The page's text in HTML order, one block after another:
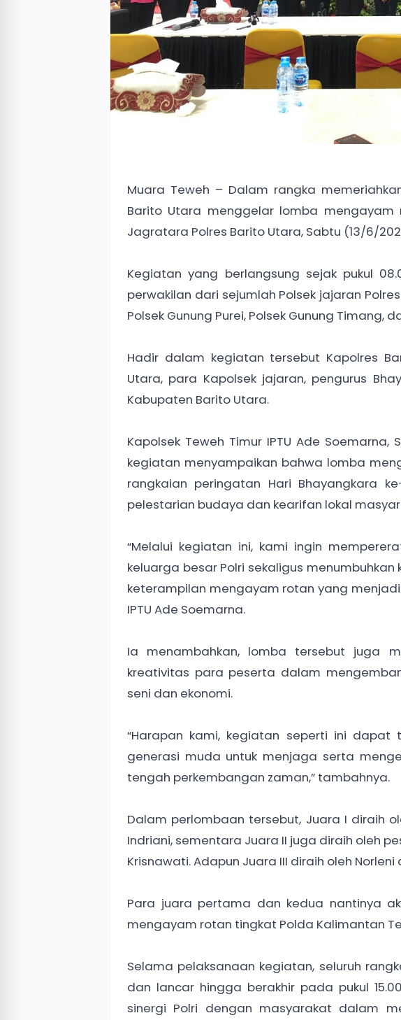
Muara Teweh – Dalam rangka
Barito Utara menggelar lomba
Jagratara Polres Barito Utara, Sabtu (13/6/
Kegiatan yang berlangsung sejak pukul
perwakilan dari sejumlah Polsek jajaran
Polsek Gunung Purei, Polsek Gunung Timang,
Hadir dalam kegiatan tersebut Kapolres
Utara, para Kapolsek jajaran, pengurus
Kabupaten Barito Utara.
Kapolsek Teweh Timur IPTU Ade Soemarna,
kegiatan menyampaikan bahwa lomba
rangkaian peringatan Hari Bhayangkara
pelestarian budaya dan kearifan lokal
“Melalui kegiatan ini, kami ingin
keluarga besar Polri sekaligus
keterampilan mengayam rotan yang
IPTU Ade Soemarna.
Ia menambahkan, lomba tersebut juga
kreativitas para peserta dalam
seni dan ekonomi.
“Harapan kami, kegiatan seperti ini
generasi muda untuk menjaga serta
tengah perkembangan zaman,” tambahnya.
Dalam perlombaan tersebut, Juara I diraih
Indriani, sementara Juara II juga diraih oleh
Krisnawati. Adapun Juara III diraih oleh Norleni
Para juara pertama dan kedua nantinya
mengayam rotan tingkat Polda Kalimantan
Selama pelaksanaan kegiatan, seluruh
dan lancar hingga berakhir pada pukul
sinergi Polri dengan masyarakat dalam